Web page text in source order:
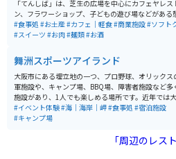
「てんしば」は、芝生の広場を中心にカフェヤレス
ン、フラワーショップ、子どもの遊び場などがある
のスペースです。「てんしば」からは天王寺動物園
ほど近く、親子連れやカップルにも大人気です。ま
いていける距離にありますので、遊んで、観て、食
の三拍子揃った休日を楽しむにはベストな場所です。
#食事処 #お土産#カフェ｜軽食#商業施設#ソフト
#スイーツ #お肉#麺類#お酒
舞洲スポーツアイランド
大阪市にある埋立地の一つ、プロ野球、オリックス
軍施設や、キャンプ場、BBQ場、障害者施設など多
施設があり、1人でも楽しめる場所です。近年では大
会社の倉庫なども建設されて、バイクでは少し走行
くくはなっていますが、休日など大型車両がない日
#イベント体験#海｜海岸｜岬#食事処 #宿泊施設
#キャンプ場
「周辺のレス